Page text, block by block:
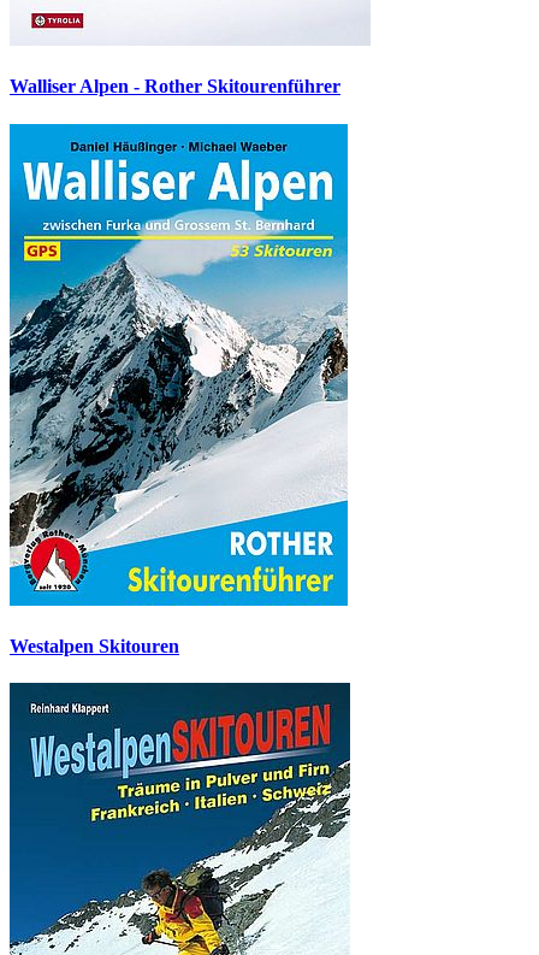
Walliser Alpen - Rother Skitourenführer
Westalpen Skitouren